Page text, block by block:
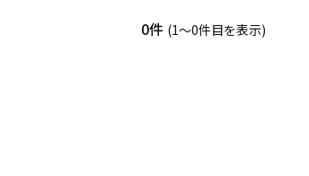
0件 (1〜0件目を表示)